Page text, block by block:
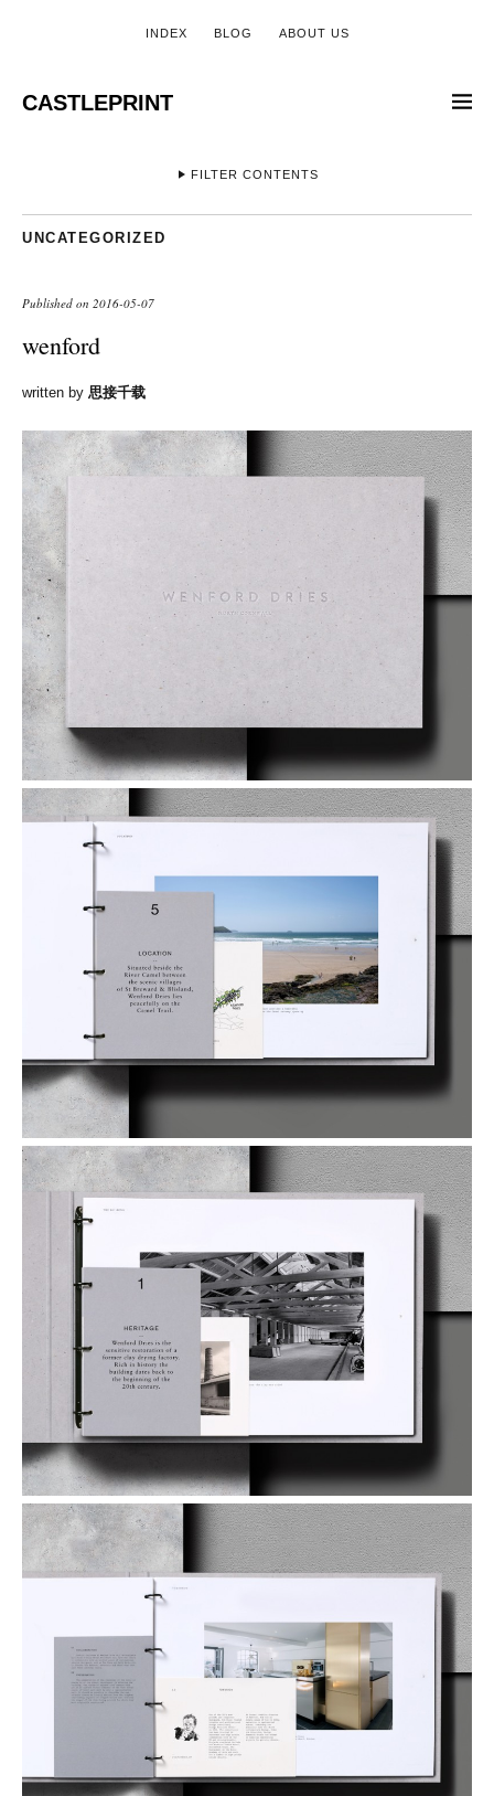
INDEX BLOG ABOUT US
CASTLEPRINT
FILTER CONTENTS
UNCATEGORIZED
Published on 2016-05-07
wenford
written by 思接千载